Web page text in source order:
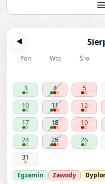
◀
Pon Wto Śro
3
4 5
10
11 12
17
18 19
24
25 26
31
Egzamin Zawody